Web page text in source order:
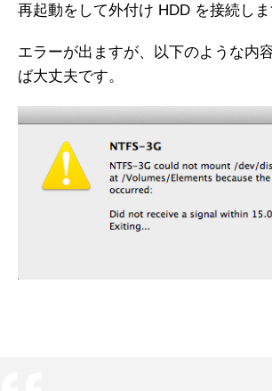
再起動をして外付け HDD を接続しま
エラーが出ますが、以下のような内
ば大丈夫です。